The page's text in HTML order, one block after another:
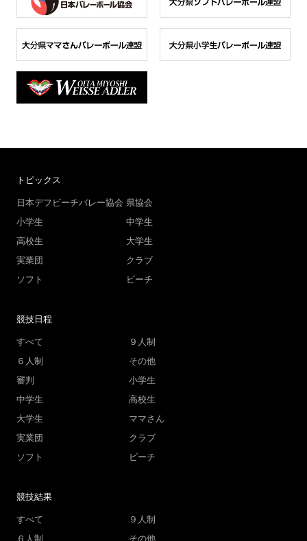
トピックス
日本デフビーチバレー協会 県協会
小学生
中学生
高校生
大学生
実業団
クラブ
ソフト
ビーチ
競技日程
すべて
９人制
６人制
その他
審判
小学生
中学生
高校生
大学生
ママさん
実業団
クラブ
ソフト
ビーチ
競技結果
すべて
９人制
６人制
その他